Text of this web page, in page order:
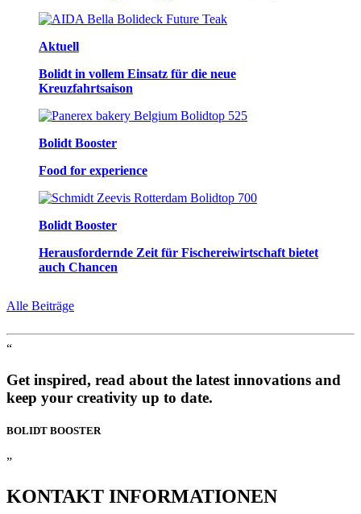
Aktuell
Bolidt in vollem Einsatz für die neue
Kreuzfahrtsaison
Bolidt Booster
Food for experience
Bolidt Booster
Herausfordernde Zeit für Fischereiwirtschaft bietet
auch Chancen
Alle Beiträge
“
Get inspired, read about the latest innovations and
keep your creativity up to date.
BOLIDT BOOSTER
”
KONTAKT INFORMATIONEN